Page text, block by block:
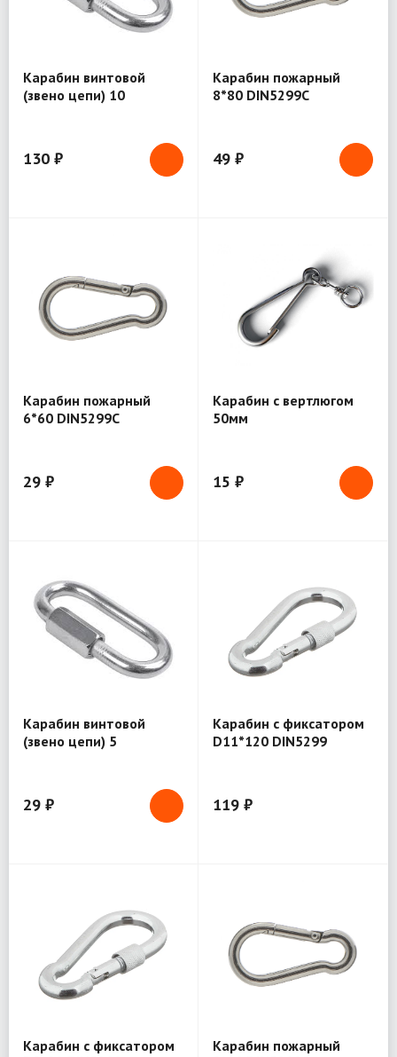
Карабин винтовой
(звено цепи) 10
130 ₽
Карабин пожарный
8*80 DIN5299С
49 ₽
Карабин пожарный
6*60 DIN5299С
29 ₽
Карабин с вертлюгом
50мм
15 ₽
Карабин винтовой
(звено цепи) 5
29 ₽
Карабин с фиксатором
D11*120 DIN5299
119 ₽
Карабин с фиксатором
Карабин пожарный